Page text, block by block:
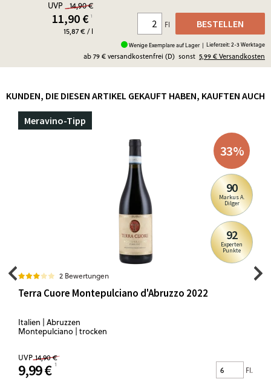
UVP 14,90 €
11,90 €¹
15,87 € / l
ab 79 € versandkostenfrei (D) sonst 5,99 €Versandkosten
Fl BESTELLEN
Lieferzeit: 2-3 Werktage
Wenige Exemplare auf Lager |
KUNDEN, DIE DIESEN ARTIKEL GEKAUFT HABEN, KAUFTEN AUCH
Meravino-Tipp
33%
90
Markus A.
Dilger
92
Experten
Punkte
2 Bewertungen
Terra Cuore Montepulciano d'Abruzzo 2022
Italien | Abruzzen
Montepulciano | trocken
UVP 14,90 €
9,99 € Fl.